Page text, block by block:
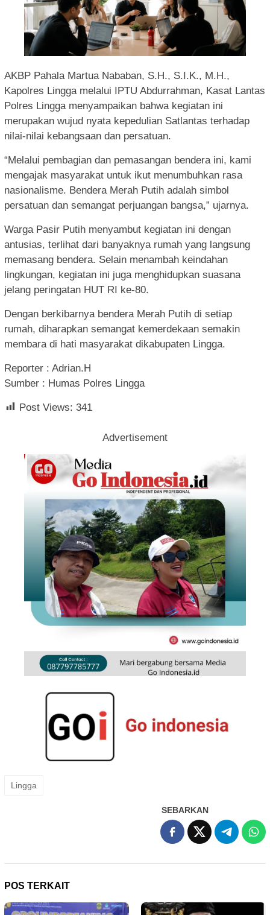
AKBP Pahala Martua Nababan, S.H., S.I.K., M.H.,
Kapolres Lingga melalui IPTU Abdurrahman, Kasat Lantas
Polres Lingga menyampaikan bahwa kegiatan ini
merupakan wujud nyata kepedulian Satlantas terhadap
nilai-nilai kebangsaan dan persatuan.
“Melalui pembagian dan pemasangan bendera ini, kami
mengajak masyarakat untuk ikut menumbuhkan rasa
nasionalisme. Bendera Merah Putih adalah simbol
persatuan dan semangat perjuangan bangsa,” ujarnya.
Warga Pasir Putih menyambut kegiatan ini dengan
antusias, terlihat dari banyaknya rumah yang langsung
memasang bendera. Selain menambah keindahan
lingkungan, kegiatan ini juga menghidupkan suasana
jelang peringatan HUT RI ke-80.
Dengan berkibarnya bendera Merah Putih di setiap
rumah, diharapkan semangat kemerdekaan semakin
membara di hati masyarakat dikabupaten Lingga.
Reporter : Adrian.H
Sumber : Humas Polres Lingga
Post Views: 341
Advertisement
Lingga
SEBARKAN
POS TERKAIT